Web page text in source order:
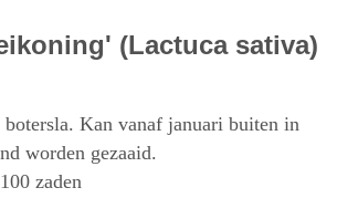
(Lactuca sativa)
botersla. Kan vanaf januari buiten in
worden gezaaid.
zaden